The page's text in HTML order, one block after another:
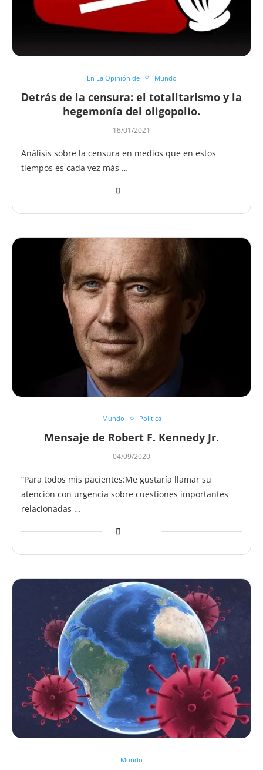
En La Opinión de Mundo
Detrás de la censura: el totalitarismo y la
hegemonía del oligopolio.
18/01/2021
Análisis sobre la censura en medios que en estos
tiempos es cada vez más …
Mundo Política
Mensaje de Robert F. Kennedy Jr.
04/09/2020
“Para todos mis pacientes:Me gustaría llamar su
atención con urgencia sobre cuestiones importantes
relacionadas …
Mundo